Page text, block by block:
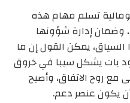
تسلم مهام هذه
وضمان إدارة شؤونها
يمكن القول إن ما
بات يشكل سببا في خروق
مع روح الاتفاق، وأصبح
يكون عنصر دعم.